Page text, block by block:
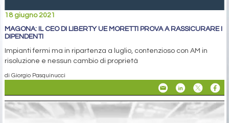
18 giugno 2021
MAGONA: IL CEO DI LIBERTY UE MORETTI PROVA A RASSICURARE I
DIPENDENTI
Impianti fermi ma in ripartenza a luglio, contenzioso con AM in
risoluzione e nessun cambio di proprietà
di Giorgio Pasquinucci